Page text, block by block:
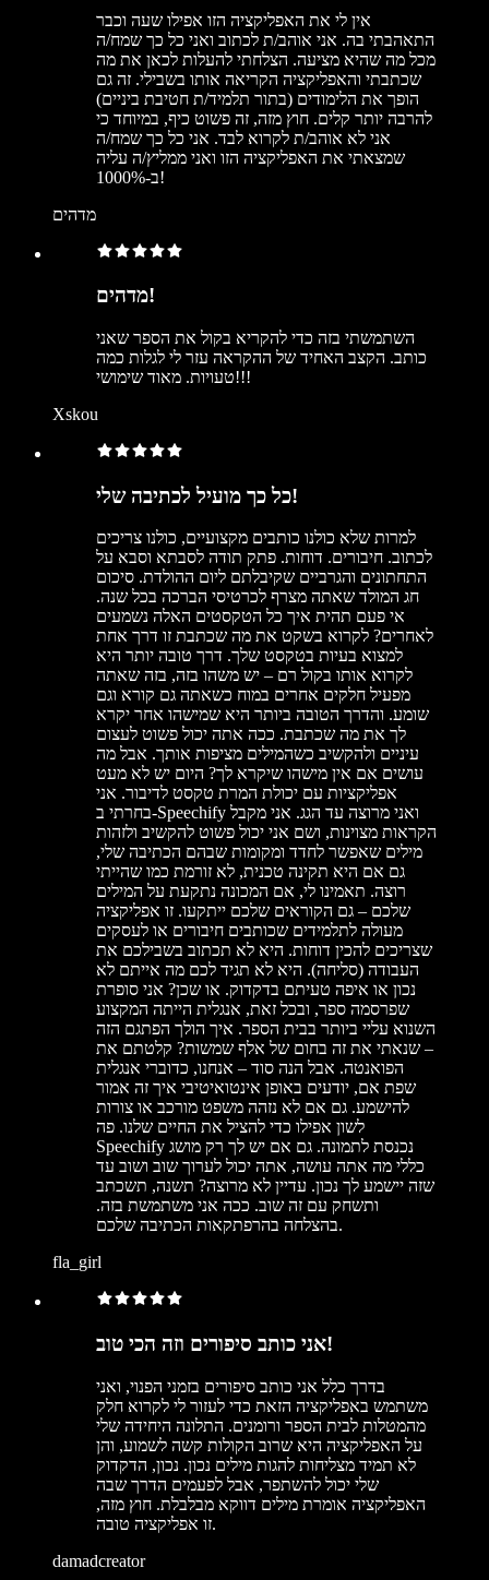
אין לי את האפליקציה הזו אפילו שעה וכבר
התאהבתי בה. אני אוהב/ת לכתוב ואני כל כך שמח/ה
מכל מה שהיא מציעה. הצלחתי להעלות לכאן את מה
שכתבתי והאפליקציה הקריאה אותו בשבילי. זה גם
הופך את הלימודים (בתור תלמיד/ת חטיבת ביניים)
להרבה יותר קלים. חוץ מזה, זה פשוט כיף, במיוחד כי
אני לא אוהב/ת לקרוא לבד. אני כל כך שמח/ה
שמצאתי את האפליקציה הזו ואני ממליץ/ה עליה
ב-1000%!
מדהים
מדהים!
השתמשתי בזה כדי להקריא בקול את הספר שאני
כותב. הקצב האחיד של ההקראה עזר לי לגלות כמה
טעויות. מאוד שימושי!!!
Xskou
כל כך מועיל לכתיבה שלי!
למרות שלא כולנו כותבים מקצועיים, כולנו צריכים
לכתוב. חיבורים. דוחות. פתק תודה לסבתא וסבא על
התחתונים והגרביים שקיבלתם ליום ההולדת. סיכום
חג המולד שאתה מצרף לכרטיסי הברכה בכל שנה.
אי פעם תהית איך כל הטקסטים האלה נשמעים
לאחרים? לקרוא בשקט את מה שכתבת זו דרך אחת
למצוא בעיות בטקסט שלך. דרך טובה יותר היא
לקרוא אותו בקול רם – יש משהו בזה, בזה שאתה
מפעיל חלקים אחרים במוח כשאתה גם קורא וגם
שומע. והדרך הטובה ביותר היא שמישהו אחר יקרא
לך את מה שכתבת. ככה אתה יכול פשוט לעצום
עיניים ולהקשיב כשהמילים מציפות אותך. אבל מה
עושים אם אין מישהו שיקרא לך? היום יש לא מעט
אפליקציות עם יכולת המרת טקסט לדיבור. אני
בחרתי ב-Speechify ואני מרוצה עד הגג. אני מקבל
הקראות מצוינות, ושם אני יכול פשוט להקשיב ולזהות
מילים שאפשר לחדד ומקומות שבהם הכתיבה שלי,
גם אם היא תקינה טכנית, לא זורמת כמו שהייתי
רוצה. תאמינו לי, אם המכונה נתקעת על המילים
שלכם – גם הקוראים שלכם ייתקעו. זו אפליקציה
מעולה לתלמידים שכותבים חיבורים או לעסקים
שצריכים להכין דוחות. היא לא תכתוב בשבילכם את
העבודה (סליחה). היא לא תגיד לכם מה אייתם לא
נכון או איפה טעיתם בדקדוק. או שכן? אני סופרת
שפרסמה ספר, ובכל זאת, אנגלית הייתה המקצוע
השנוא עליי ביותר בבית הספר. איך הולך הפתגם הזה
– שנאתי את זה בחום של אלף שמשות? קלטתם את
הפואנטה. אבל הנה סוד – אנחנו, כדוברי אנגלית
שפת אם, יודעים באופן אינטואיטיבי איך זה אמור
להישמע. גם אם לא נזהה משפט מורכב או צורות
לשון אפילו כדי להציל את החיים שלנו. פה
Speechify נכנסת לתמונה. גם אם יש לך רק מושג
כללי מה אתה עושה, אתה יכול לערוך שוב ושוב עד
שזה יישמע לך נכון. עדיין לא מרוצה? תשנה, תשכתב
ותשחק עם זה שוב. ככה אני משתמשת בזה.
בהצלחה בהרפתקאות הכתיבה שלכם.
fla_girl
אני כותב סיפורים וזה הכי טוב!
בדרך כלל אני כותב סיפורים בזמני הפנוי, ואני
משתמש באפליקציה הזאת כדי לעזור לי לקרוא חלק
מהמטלות לבית הספר ורומנים. התלונה היחידה שלי
על האפליקציה היא שרוב הקולות קשה לשמוע, והן
לא תמיד מצליחות להגות מילים נכון. נכון, הדקדוק
שלי יכול להשתפר, אבל לפעמים הדרך שבה
האפליקציה אומרת מילים דווקא מבלבלת. חוץ מזה,
זו אפליקציה טובה.
damadcreator